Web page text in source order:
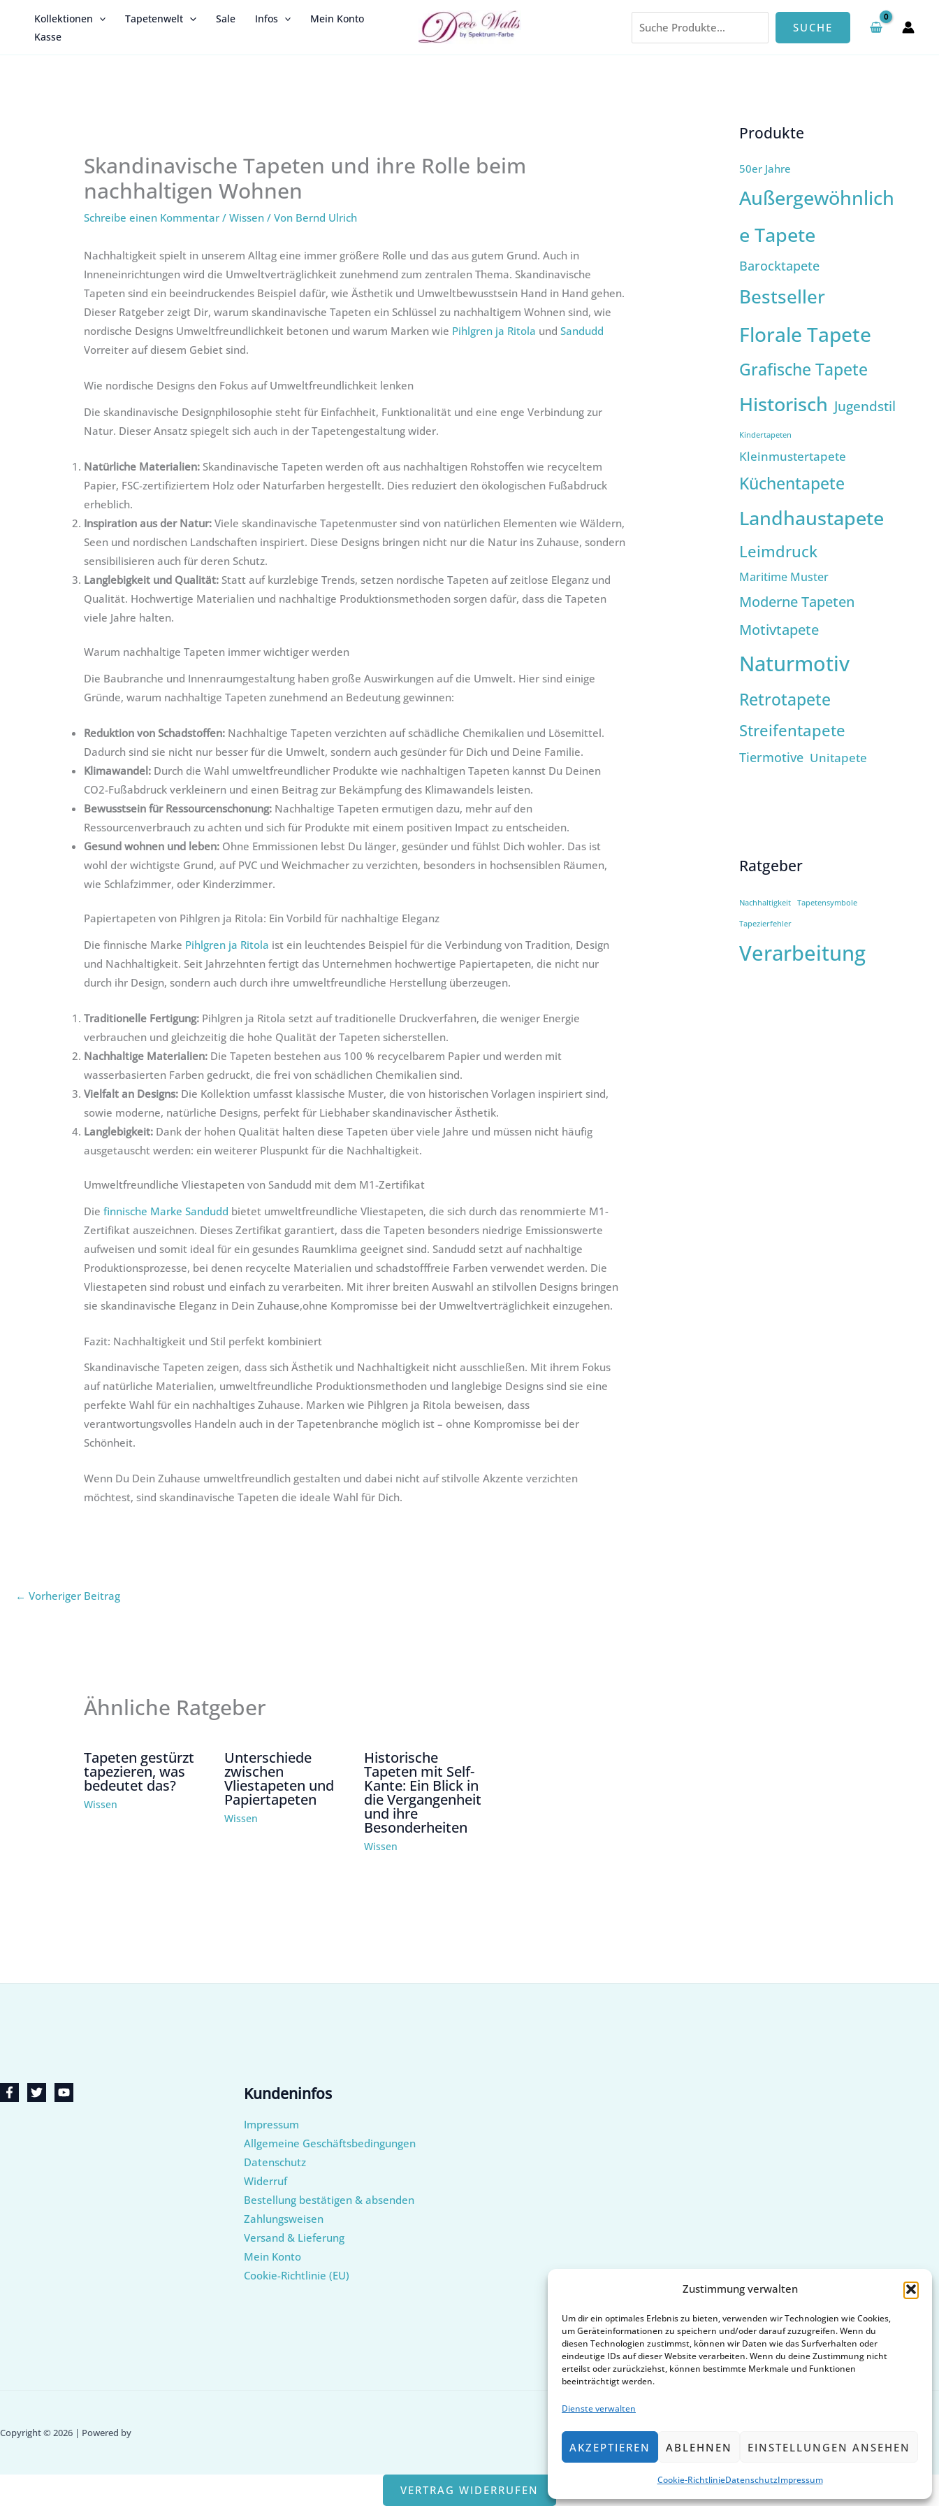
Zustimmung verwalten
Um dir ein optimales Erlebnis zu bieten, verwenden wir Technologien wie Cookies,
um Geräteinformationen zu speichern und/oder darauf zuzugreifen. Wenn du
diesen Technologien zustimmst, können wir Daten wie das Surfverhalten oder
eindeutige IDs auf dieser Website verarbeiten. Wenn du deine Zustimmung nicht
erteilst oder zurückziehst, können bestimmte Merkmale und Funktionen
beeinträchtigt werden.
Dienste verwalten
AKZEPTIEREN ABLEHNEN EINSTELLUNGEN ANSEHEN
Cookie-RichtlinieDatenschutzImpressum
Kollektionen Tapetenwelt Sale Infos
Mein Konto
Kasse
Suchen
SUCHE
Skandinavische Tapeten und ihre Rolle beim
nachhaltigen Wohnen
Schreibe einen Kommentar /Wissen / Von Bernd Ulrich
Nachhaltigkeit spielt in unserem Alltag eine immer größere Rolle und das aus gutem Grund. Auch in
Inneneinrichtungen wird die Umweltverträglichkeit zunehmend zum zentralen Thema. Skandinavische
Tapeten sind ein beeindruckendes Beispiel dafür, wie Ästhetik und Umweltbewusstsein Hand in Hand gehen.
Dieser Ratgeber zeigt Dir, warum skandinavische Tapeten ein Schlüssel zu nachhaltigem Wohnen sind, wie
nordische Designs Umweltfreundlichkeit betonen und warum Marken wie Pihlgren ja Ritola undSandudd
Vorreiter auf diesem Gebiet sind.
Wie nordische Designs den Fokus auf Umweltfreundlichkeit lenken
Die skandinavische Designphilosophie steht für Einfachheit, Funktionalität und eine enge Verbindung zur
Natur. Dieser Ansatz spiegelt sich auch in der Tapetengestaltung wider.
Natürliche Materialien: Skandinavische Tapeten werden oft aus nachhaltigen Rohstoffen wie recyceltem
Papier, FSC-zertifiziertem Holz oder Naturfarben hergestellt. Dies reduziert den ökologischen Fußabdruck
erheblich.
Inspiration aus der Natur: Viele skandinavische Tapetenmuster sind von natürlichen Elementen wie Wäldern,
Seen und nordischen Landschaften inspiriert. Diese Designs bringen nicht nur die Natur ins Zuhause, sondern
sensibilisieren auch für deren Schutz.
Langlebigkeit und Qualität: Statt auf kurzlebige Trends, setzen nordische Tapeten auf zeitlose Eleganz und
Qualität. Hochwertige Materialien und nachhaltige Produktionsmethoden sorgen dafür, dass die Tapeten
viele Jahre halten.
Warum nachhaltige Tapeten immer wichtiger werden
Die Baubranche und Innenraumgestaltung haben große Auswirkungen auf die Umwelt. Hier sind einige
Gründe, warum nachhaltige Tapeten zunehmend an Bedeutung gewinnen:
Reduktion von Schadstoffen: Nachhaltige Tapeten verzichten auf schädliche Chemikalien und Lösemittel.
Dadurch sind sie nicht nur besser für die Umwelt, sondern auch gesünder für Dich und Deine Familie.
Klimawandel: Durch die Wahl umweltfreundlicher Produkte wie nachhaltigen Tapeten kannst Du Deinen
CO2-Fußabdruck verkleinern und einen Beitrag zur Bekämpfung des Klimawandels leisten.
Bewusstsein für Ressourcenschonung: Nachhaltige Tapeten ermutigen dazu, mehr auf den
Ressourcenverbrauch zu achten und sich für Produkte mit einem positiven Impact zu entscheiden.
Gesund wohnen und leben: Ohne Emmissionen lebst Du länger, gesünder und fühlst Dich wohler. Das ist
wohl der wichtigste Grund, auf PVC und Weichmacher zu verzichten, besonders in hochsensiblen Räumen,
wie Schlafzimmer, oder Kinderzimmer.
Papiertapeten von Pihlgren ja Ritola: Ein Vorbild für nachhaltige Eleganz
Die finnische Marke Pihlgren ja Ritola ist ein leuchtendes Beispiel für die Verbindung von Tradition, Design
und Nachhaltigkeit. Seit Jahrzehnten fertigt das Unternehmen hochwertige Papiertapeten, die nicht nur
durch ihr Design, sondern auch durch ihre umweltfreundliche Herstellung überzeugen.
Traditionelle Fertigung: Pihlgren ja Ritola setzt auf traditionelle Druckverfahren, die weniger Energie
verbrauchen und gleichzeitig die hohe Qualität der Tapeten sicherstellen.
Nachhaltige Materialien: Die Tapeten bestehen aus 100 % recycelbarem Papier und werden mit
wasserbasierten Farben gedruckt, die frei von schädlichen Chemikalien sind.
Vielfalt an Designs: Die Kollektion umfasst klassische Muster, die von historischen Vorlagen inspiriert sind,
sowie moderne, natürliche Designs, perfekt für Liebhaber skandinavischer Ästhetik.
Langlebigkeit: Dank der hohen Qualität halten diese Tapeten über viele Jahre und müssen nicht häufig
ausgetauscht werden: ein weiterer Pluspunkt für die Nachhaltigkeit.
Umweltfreundliche Vliestapeten von Sandudd mit dem M1-Zertifikat
Diefinnische Marke Sandudd bietet umweltfreundliche Vliestapeten, die sich durch das renommierte M1-
Zertifikat auszeichnen. Dieses Zertifikat garantiert, dass die Tapeten besonders niedrige Emissionswerte
aufweisen und somit ideal für ein gesundes Raumklima geeignet sind. Sandudd setzt auf nachhaltige
Produktionsprozesse, bei denen recycelte Materialien und schadstofffreie Farben verwendet werden. Die
Vliestapeten sind robust und einfach zu verarbeiten. Mit ihrer breiten Auswahl an stilvollen Designs bringen
sie skandinavische Eleganz in Dein Zuhause,ohne Kompromisse bei der Umweltverträglichkeit einzugehen.
Fazit: Nachhaltigkeit und Stil perfekt kombiniert
Skandinavische Tapeten zeigen, dass sich Ästhetik und Nachhaltigkeit nicht ausschließen. Mit ihrem Fokus
auf natürliche Materialien, umweltfreundliche Produktionsmethoden und langlebige Designs sind sie eine
perfekte Wahl für ein nachhaltiges Zuhause. Marken wie Pihlgren ja Ritola beweisen, dass
verantwortungsvolles Handeln auch in der Tapetenbranche möglich ist – ohne Kompromisse bei der
Schönheit.
Wenn Du Dein Zuhause umweltfreundlich gestalten und dabei nicht auf stilvolle Akzente verzichten
möchtest, sind skandinavische Tapeten die ideale Wahl für Dich.
← Vorheriger Beitrag
Ähnliche Ratgeber
Tapeten gestürzt
tapezieren, was
bedeutet das?
Wissen
Unterschiede
zwischen
Vliestapeten und
Papiertapeten
Wissen
Historische
Tapeten mit Self-
Kante: Ein Blick in
die Vergangenheit
und ihre
Besonderheiten
Wissen
Produkte
50er Jahre
Außergewöhnlich
e Tapete
Barocktapete
Bestseller
Florale Tapete
Grafische Tapete
Historisch Jugendstil
Kindertapeten
Kleinmustertapete
Küchentapete
Landhaustapete
Leimdruck
Maritime Muster
Moderne Tapeten
Motivtapete
Naturmotiv
Retrotapete
Streifentapete
Tiermotive Unitapete
Ratgeber
Nachhaltigkeit Tapetensymbole
Tapezierfehler
Verarbeitung
Kundeninfos
Impressum
Allgemeine Geschäftsbedingungen
Datenschutz
Widerruf
Bestellung bestätigen & absenden
Zahlungsweisen
Versand & Lieferung
Mein Konto
Cookie-Richtlinie (EU)
Copyright © 2026 | Powered by
VERTRAG WIDERRUFEN